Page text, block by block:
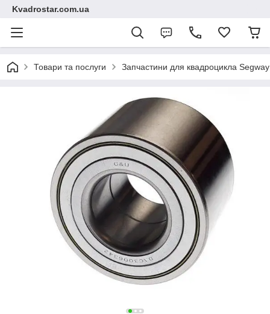
Kvadrostar.com.ua
Товари та послуги Запчастини для квадроцикла Segway